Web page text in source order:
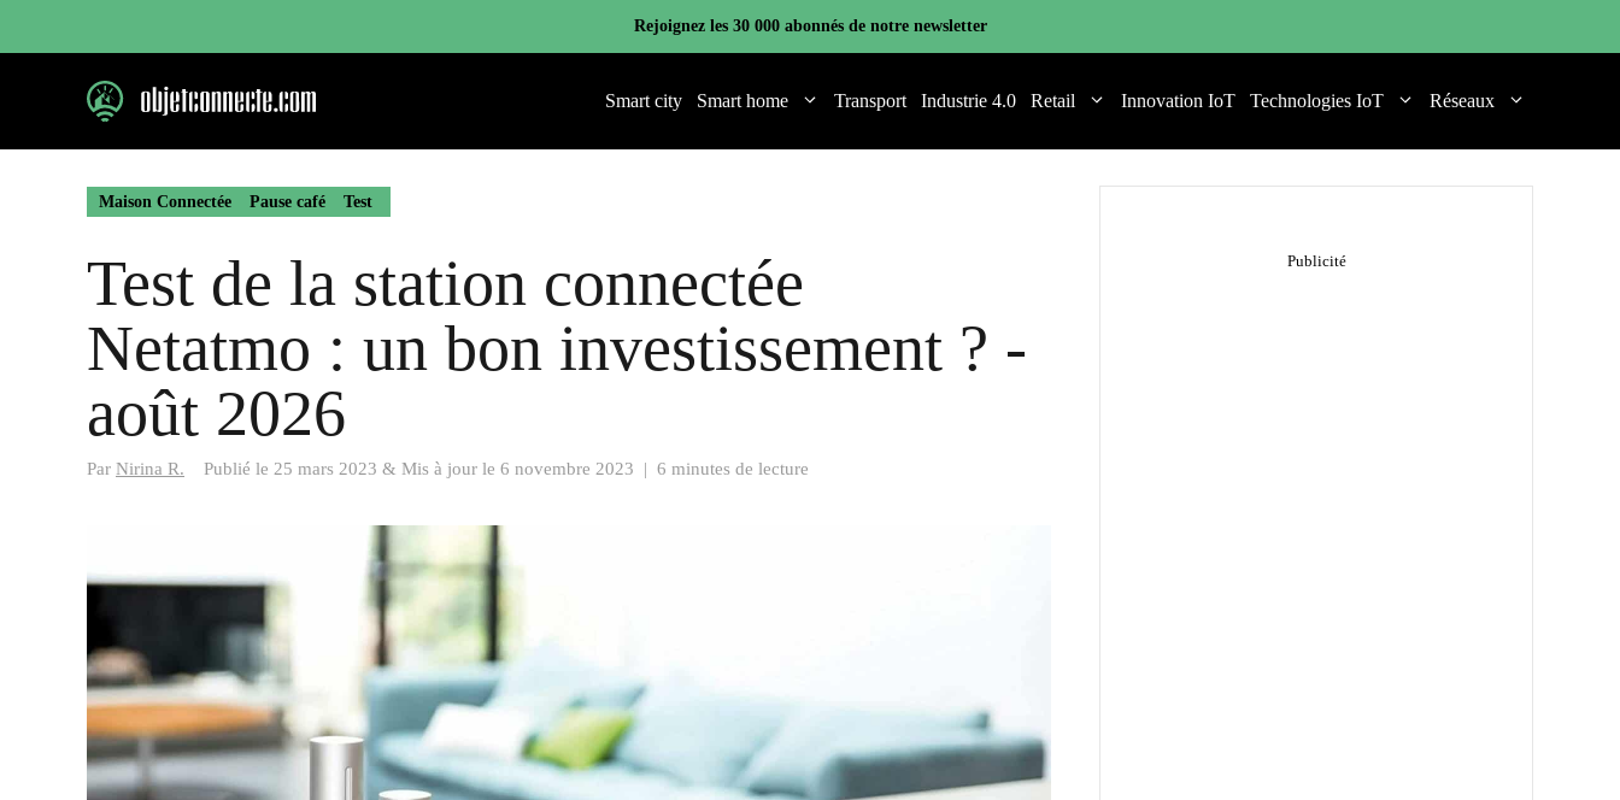
Rejoignez les 30 000 abonnés de notre newsletter
Smart city Smart home Transport Industrie 4.0 Retail Innovation IoT Technologies IoT Réseaux
Maison Connectée Pause café Test
Test de la station connectée
Netatmo : un bon investissement ? -
août 2026
Par Nirina R. Publié le 25 mars 2023 & Mis à jour le 6 novembre 2023 | 6 minutes de lecture